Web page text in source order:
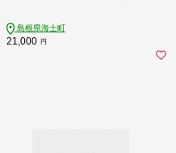
島根県海士町
21,000 円